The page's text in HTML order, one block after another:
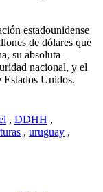
estadounidense
de dólares que
su absoluta
nacional, y el
Estados Unidos.
, DDHH ,
, uruguay ,